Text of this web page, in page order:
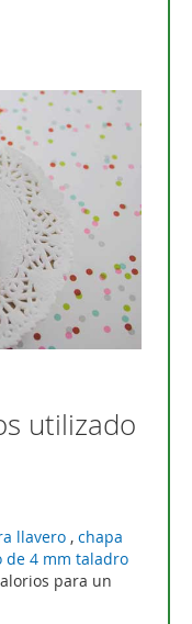
utilizado
llavero ,chapa
4 mm taladro
para un